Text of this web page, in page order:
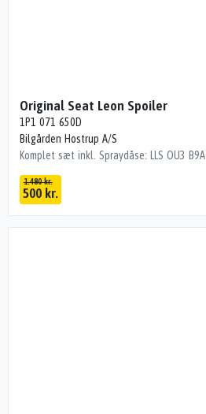
Original Seat Leon Spoiler
1P1 071 650D
Bilgården Hostrup A/S
Komplet sæt inkl. Spraydåse: LLS OU3 B9A
1.480 kr.
500 kr.